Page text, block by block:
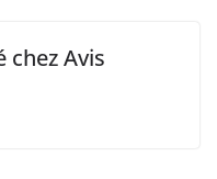
chez Avis